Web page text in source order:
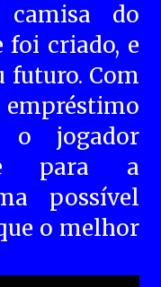
do
foi criado, e
futuro. Com
jogador
para a
possível
o melhor